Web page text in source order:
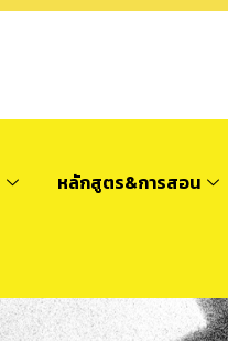
หลักสูตร&การสอน